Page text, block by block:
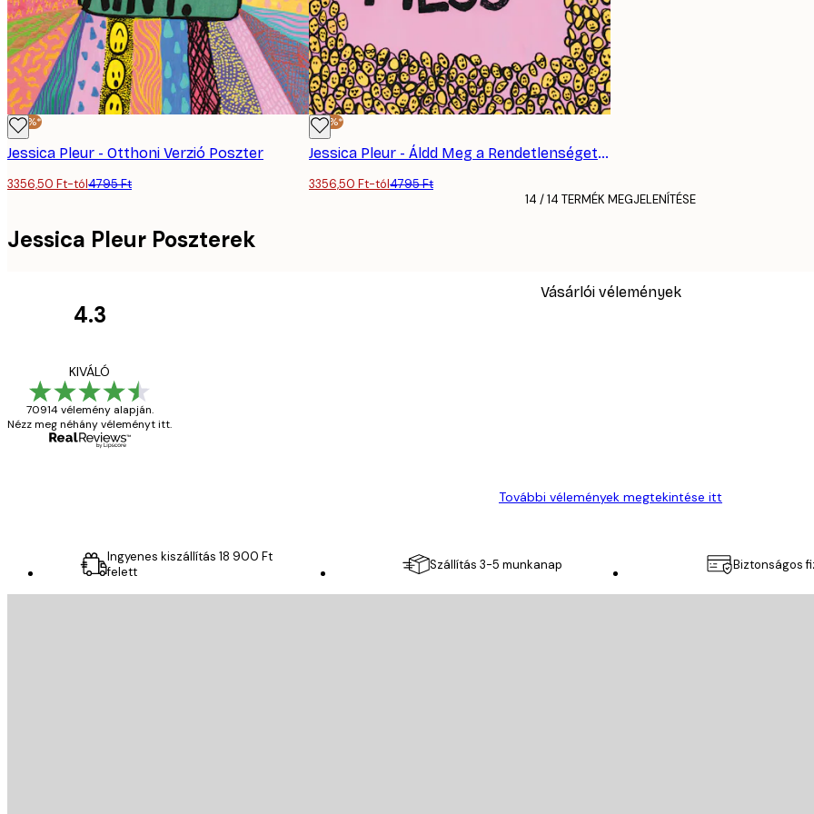
-30%*
Jessica Pleur - Otthoni Verzió Poszter
3356,50 Ft-tól4795 Ft
-30%*
Jessica Pleur - Áldd Meg a Rendetlenséget Poszter
3356,50 Ft-tól4795 Ft
14 / 14 TERMÉK MEGJELENÍTÉSE
Jessica Pleur Poszterek
Vásárlói vélemények
4.3
KIVÁLÓ
70914 vélemény alapján.
Nézz meg néhány véleményt itt.
További vélemények megtekintése itt
Ingyenes kiszállítás 18 900 Ft
felett
Szállítás 3-5 munkanap Biztonságos